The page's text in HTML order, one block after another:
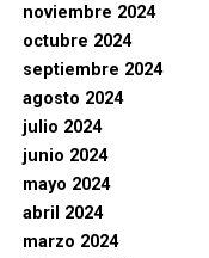
noviembre 2024
octubre 2024
septiembre 2024
agosto 2024
julio 2024
junio 2024
mayo 2024
abril 2024
marzo 2024